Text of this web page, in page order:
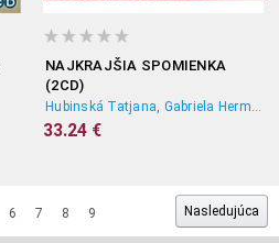
NAJKRAJŠIA SPOMIENKA
(2CD)
Hubinská Tatjana, Gabriela Hermelyová
33.24 €
6 7 8 9 Nasledujúca